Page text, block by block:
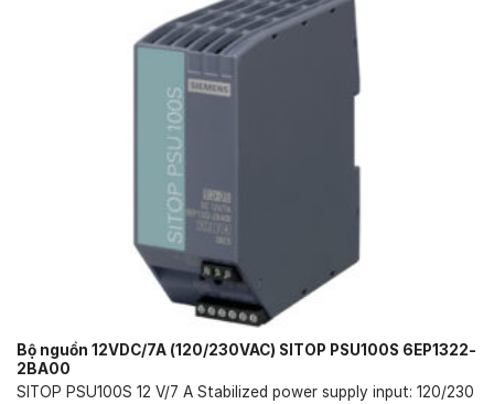
Bộ nguồn 12VDC/7A (120/230VAC) SITOP PSU100S 6EP1322-
2BA00
SITOP PSU100S 12 V/7 A Stabilized power supply input: 120/230